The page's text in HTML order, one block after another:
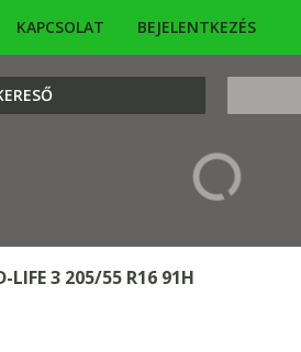
KAPCSOLAT BEJELENTKEZÉS
KERESÉS
LIFE 3 205/55 R16 91H